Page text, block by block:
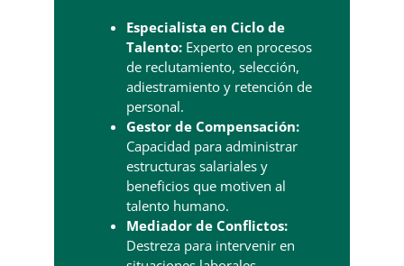
Especialista en Ciclo de
Talento:Experto en procesos
de reclutamiento, selección,
adiestramiento y retención de
personal.
Gestor de Compensación:
Capacidad para administrar
estructuras salariales y
beneficios que motiven al
talento humano.
Mediador de Conflictos:
Destreza para intervenir en